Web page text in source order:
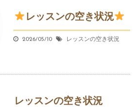
レッスンの空き状況
2026/05/10 レッスンの空き状況
レッスンの空き状況